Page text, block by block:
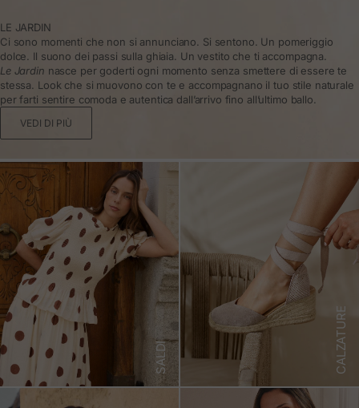
LE JARDIN
Ci sono momenti che non si annunciano. Si sentono. Un pomeriggio
dolce. Il suono dei passi sulla ghiaia. Un vestito che ti accompagna.
Le Jardin nasce per goderti ogni momento senza smettere di essere te
stessa. Look che si muovono con te e accompagnano il tuo stile naturale
per farti sentire comoda e autentica dall’arrivo fino all’ultimo ballo.
VEDI DI PIÙ
SALDI CALZATURE